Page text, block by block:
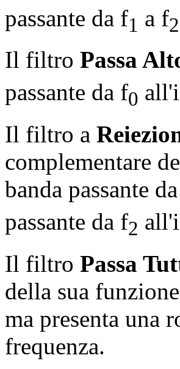
passante da f1 a f2
Il filtro Passa
passante da f0
Il filtro a
complementare
banda passante
passante da f2
Il filtro Passa
della sua
ma presenta una
frequenza.